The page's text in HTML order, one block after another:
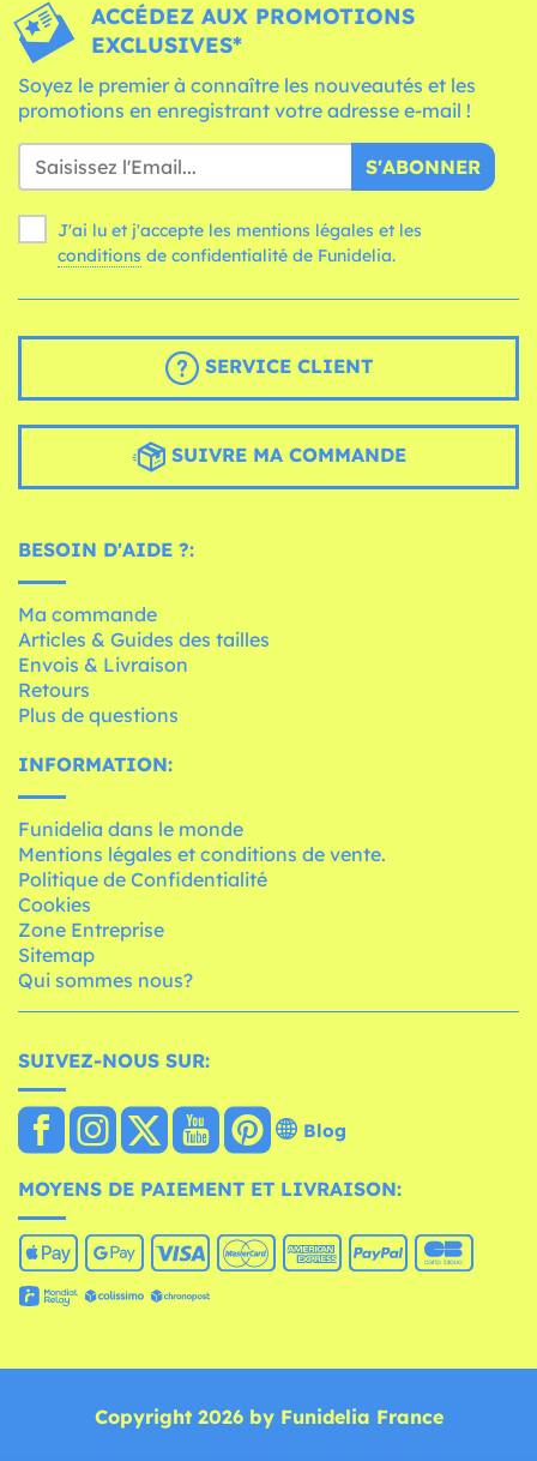
ACCÉDEZ AUX PROMOTIONS
EXCLUSIVES*
Soyez le premier à connaître les nouveautés et les
promotions en enregistrant votre adresse e-mail !
S'ABONNER
J'ai lu et j'accepte les mentions légales et les
conditions de confidentialité de Funidelia.
SERVICE CLIENT
SUIVRE MA COMMANDE
BESOIN D'AIDE ?:
Ma commande
Articles & Guides des tailles
Envois & Livraison
Retours
Plus de questions
INFORMATION:
Funidelia dans le monde
Mentions légales et conditions de vente.
Politique de Confidentialité
Cookies
Zone Entreprise
Sitemap
Qui sommes nous?
SUIVEZ-NOUS SUR:
Blog
MOYENS DE PAIEMENT ET LIVRAISON:
Copyright 2026 by Funidelia France